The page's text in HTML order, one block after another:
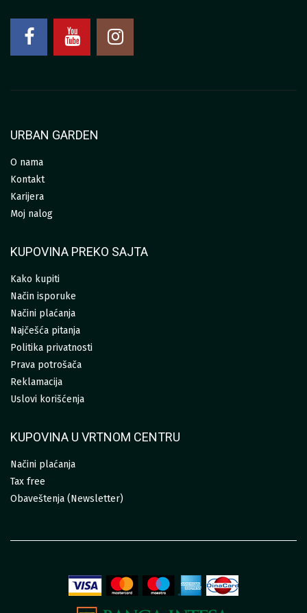
URBAN GARDEN
O nama
Kontakt
Karijera
Moj nalog
KUPOVINA PREKO SAJTA
Kako kupiti
Način isporuke
Načini plaćanja
Najčešća pitanja
Politika privatnosti
Prava potrošača
Reklamacija
Uslovi korišćenja
KUPOVINA U VRTNOM CENTRU
Načini plaćanja
Tax free
Obaveštenja (Newsletter)